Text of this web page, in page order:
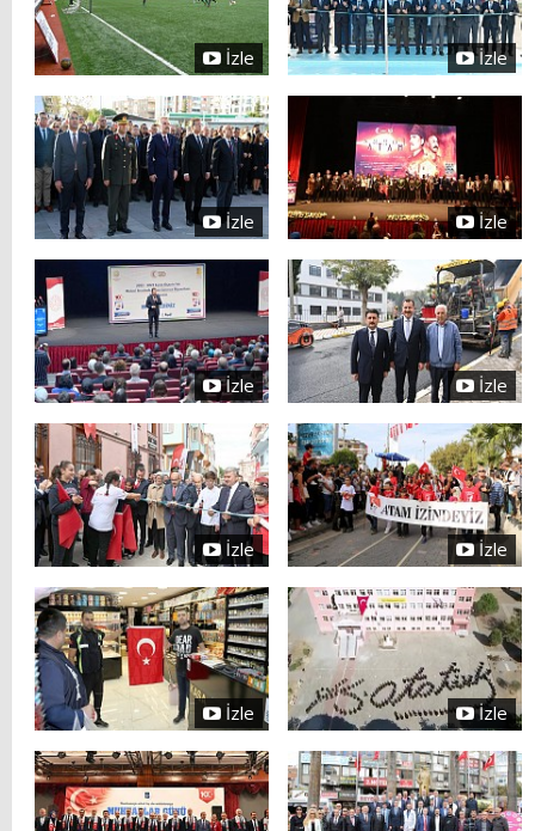
İzle İzle
İzle İzle
İzle İzle
İzle İzle
İzle İzle